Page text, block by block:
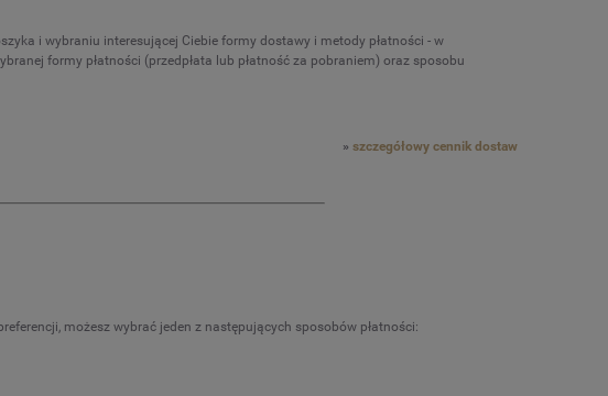
i wybraniu interesującej Ciebie formy dostawy i metody płatności - w
formy płatności (przedpłata lub płatność za pobraniem) oraz sposobu
» szczegółowy cennik dostaw
możesz wybrać jeden z następujących sposobów płatności: